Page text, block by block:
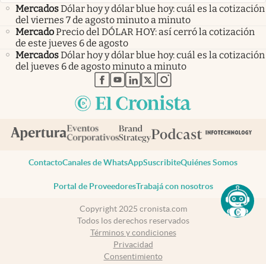
MercadosDólar hoy y dólar blue hoy: cuál es la cotización
del viernes 7 de agosto minuto a minuto
MercadoPrecio del DÓLAR HOY: así cerró la cotización
de este jueves 6 de agosto
MercadosDólar hoy y dólar blue hoy: cuál es la cotización
del jueves 6 de agosto minuto a minuto
abre en nueva pestaña
abre en nueva pestaña
abre en nueva pestaña
abre en nueva pestaña
abre en nueva pestaña
ContactoCanales de WhatsAppSuscribiteQuiénes Somos
Portal de ProveedoresTrabajá con nosotros
Copyright 2025 cronista.com
Todos los derechos reservados
Términos y condiciones
Privacidad
Consentimiento